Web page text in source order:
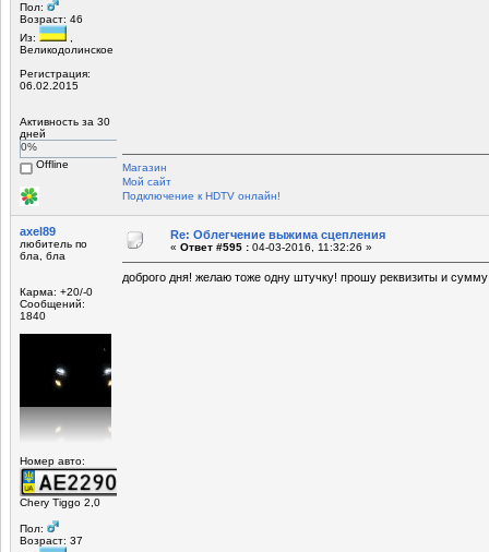
Пол:
Возраст: 46
Из:
,
Великодолинское
Регистрация:
06.02.2015
Активность за 30
дней
0%
Offline
Магазин
Мой сайт
Подключение к HDTV онлайн!
axel89
любитель по
бла, бла
Карма: +20/-0
Сообщений:
1840
Номер авто:
Chery Tiggo 2,0
Пол:
Возраст: 37
Re: Облегчение выжима сцепления
« Ответ #595 : 04-03-2016, 11:32:26 »
доброго дня! желаю тоже одну штучку! прошу реквизиты и сумму